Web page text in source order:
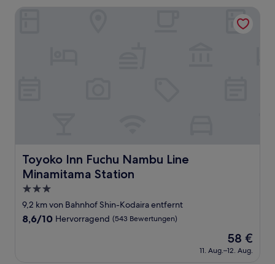
(627
Toyoko Inn Fuchu Nambu Line
Minamitama Station
Toyoko Inn Fuchu Nambu Line Minamitama Station
3.0-
Sterne-
Unterkunft
9,2 km von Bahnhof Shin-Kodaira entfernt
8.6
8,6/10 Hervorragend (543 Bewertungen)
Der
Preis
beträgt
58 €
11. Aug.–12. Aug.
Toyoko Inn Fuchu Nambu Line Minamitama Station